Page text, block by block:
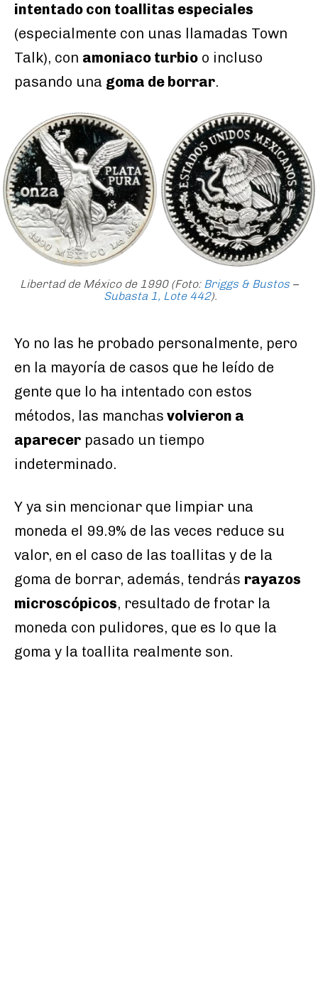
intentado con toallitas especiales
(especialmente con unas llamadas Town
Talk), con amoniaco turbio o incluso
pasando una goma de borrar.
Libertad de México de 1990 (Foto: Briggs & Bustos –
Subasta 1, Lote 442).
Yo no las he probado personalmente, pero
en la mayoría de casos que he leído de
gente que lo ha intentado con estos
métodos, las manchas volvieron a
aparecer pasado un tiempo
indeterminado.
Y ya sin mencionar que limpiar una
moneda el 99.9% de las veces reduce su
valor, en el caso de las toallitas y de la
goma de borrar, además, tendrás rayazos
microscópicos, resultado de frotar la
moneda con pulidores, que es lo que la
goma y la toallita realmente son.